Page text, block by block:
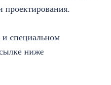
проектирования.
и специальном
ниже